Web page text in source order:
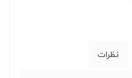
نظرات